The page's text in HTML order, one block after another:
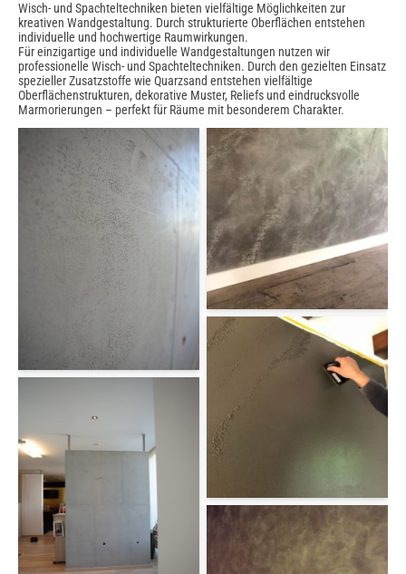
Wisch- und Spachteltechniken bieten vielfältige Möglichkeiten zur
kreativen Wandgestaltung. Durch strukturierte Oberflächen entstehen
individuelle und hochwertige Raumwirkungen.
Für einzigartige und individuelle Wandgestaltungen nutzen wir
professionelle Wisch- und Spachteltechniken. Durch den gezielten Einsatz
spezieller Zusatzstoffe wie Quarzsand entstehen vielfältige
Oberflächenstrukturen, dekorative Muster, Reliefs und eindrucksvolle
Marmorierungen – perfekt für Räume mit besonderem Charakter.